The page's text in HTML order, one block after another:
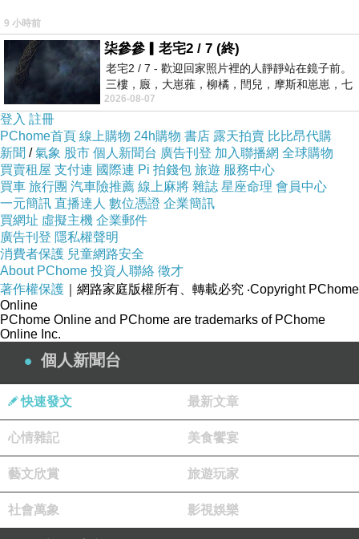
9 小時前
柒參參▎老宅2 / 7 (終)
老宅2 / 7 - 歡迎回家照片裡的人靜靜站在鏡子前。
三樓，廄，大崽蕥，柳橘，閆兒，摩斯和崽崽，七
個人整整齊齊地站在鏡框之外，如同
2026-08-07
登入 註冊
PChome首頁 線上購物 24h購物 書店 露天拍賣 比比昂代購
新聞 /氣象 股市 個人新聞台 廣告刊登 加入聯播網 全球購物
買賣租屋 支付連 國際連 Pi 拍錢包 旅遊 服務中心
買車 旅行團 汽車險推薦 線上麻將 雜誌 星座命理 會員中心
一元簡訊 直播達人 數位憑證 企業簡訊
買網址 虛擬主機 企業郵件
廣告刊登 隱私權聲明
消費者保護 兒童網路安全
About PChome 投資人聯絡 徵才
著作權保護 ｜網路家庭版權所有、轉載必究 ‧Copyright PChome
Online
PChome Online and PChome are trademarks of PChome
Online Inc.
個人新聞台
快速發文 最新文章
心情雜記 美食饗宴
藝文欣賞 旅遊玩家
社會萬象 影視娛樂